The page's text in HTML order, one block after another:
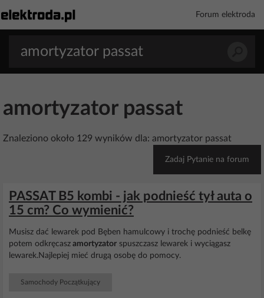
Forum elektroda
amortyzator passat
Znaleziono około 129 wyników dla: amortyzator passat
Zadaj Pytanie na forum
PASSAT B5 kombi - jak podnieść tył auta o
15 cm? Co wymienić?
Musisz dać lewarek pod Bęben hamulcowy i trochę podnieść belkę
potem odkręcasz amortyzator spuszczasz lewarek i wyciągasz
lewarek.Najlepiej mieć drugą osobę do pomocy.
Samochody Początkujący